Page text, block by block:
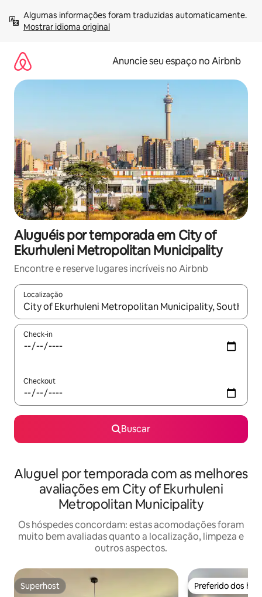
para
Mostrar idioma original
Anuncie seu espaço no Airbnb
Aluguéis por temporada em City of
Ekurhuleni Metropolitan Municipality
Encontre e reserve lugares incríveis no Airbnb
Localização
Quando os resultados estiverem disponíveis, explore-os
Check-in
Checkout
Buscar
Aluguel por temporada com as melhores
avaliações em City of Ekurhuleni
Metropolitan Municipality
Os hóspedes concordam: estas acomodações foram
muito bem avaliadas quanto a localização, limpeza e
outros aspectos.
Superhost
Superhost Preferido dos
Preferido dos